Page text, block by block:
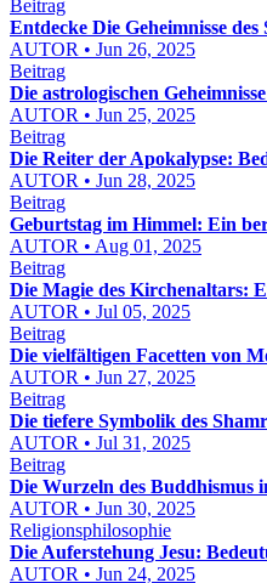
Beitrag
Entdecke Die Geheimnisse
AUTOR • Jun 26, 2025
Beitrag
Die astrologischen
AUTOR • Jun 25, 2025
Beitrag
Die Reiter der Apokalypse:
AUTOR • Jun 28, 2025
Beitrag
Geburtstag im Himmel: Ein
AUTOR • Aug 01, 2025
Beitrag
Die Magie des Kirchenaltars:
AUTOR • Jul 05, 2025
Beitrag
Die vielfältigen Facetten von
AUTOR • Jun 27, 2025
Beitrag
Die tiefere Symbolik des
AUTOR • Jul 31, 2025
Beitrag
Die Wurzeln des Buddhismus
AUTOR • Jun 30, 2025
Religionsphilosophie
Die Auferstehung Jesu:
AUTOR • Jun 24, 2025